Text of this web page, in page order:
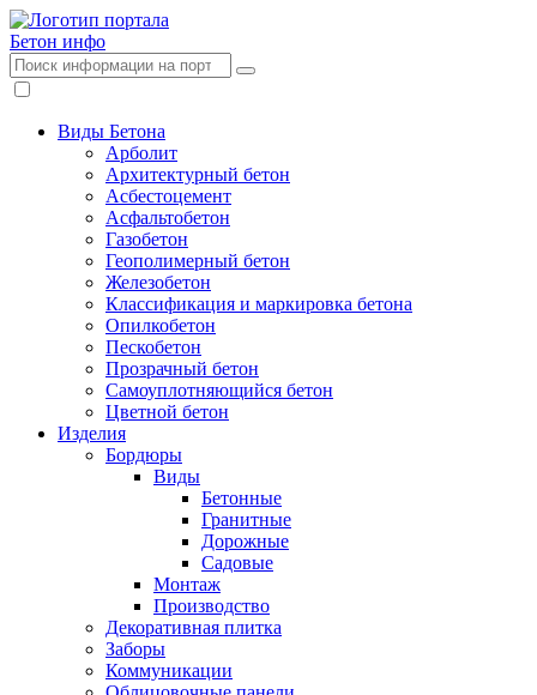
Бетон инфо
Виды Бетона
Арболит
Архитектурный бетон
Асбестоцемент
Асфальтобетон
Газобетон
Геополимерный бетон
Железобетон
Классификация и маркировка бетона
Опилкобетон
Пескобетон
Прозрачный бетон
Самоуплотняющийся бетон
Цветной бетон
Изделия
Бордюры
Виды
Бетонные
Гранитные
Дорожные
Садовые
Монтаж
Производство
Декоративная плитка
Заборы
Коммуникации